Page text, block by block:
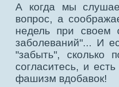
А когда мы
вопрос, а
недель при своем
заболеваний"... И
"забыть", сколько
согласитесь, и
фашизм вдобавок!